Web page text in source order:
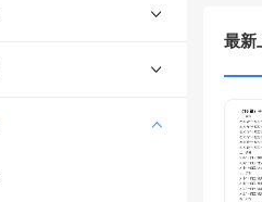
最新